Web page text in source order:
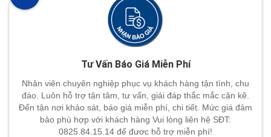
Tư Vấn Báo Giá Miễn Phí
Nhân viên chuyên nghiệp phục vụ khách hàng tận tình, chu
đáo. Luôn hỗ trợ tận tâm, tư vấn, giải đáp thắc mắc cặn kẽ.
Đến tận nơi khảo sát, báo giá miễn phí, chi tiết. Mức giá đảm
bảo phù hợp với khách hàng Vui lòng liên hệ SĐT:
0825.84.15.14 để đươc hỗ trợ miễn phí!